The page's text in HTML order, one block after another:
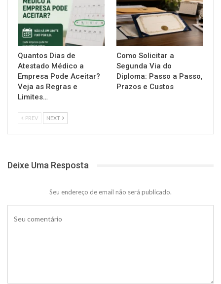
Quantos Dias de
Atestado Médico a
Empresa Pode Aceitar?
Veja as Regras e
Limites…
Como Solicitar a
Segunda Via do
Diploma: Passo a Passo,
Prazos e Custos
PREV NEXT
Deixe Uma Resposta
Seu endereço de email não será publicado.